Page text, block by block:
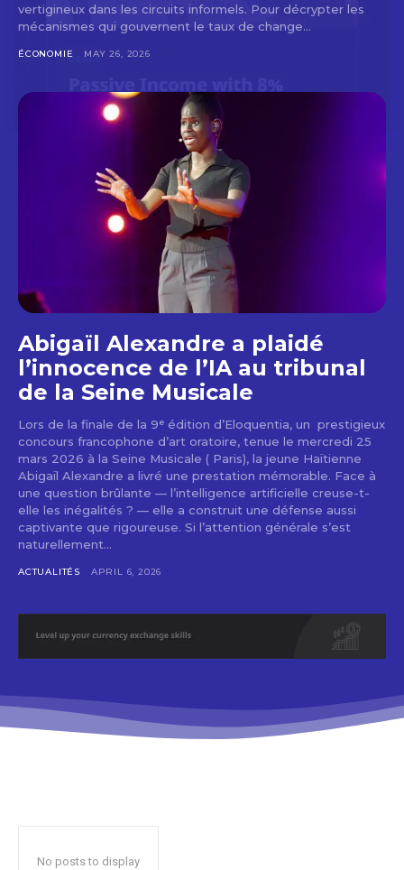
vertigineux dans les circuits informels. Pour décrypter les
mécanismes qui gouvernent le taux de change...
ÉCONOMIE MAY 26, 2026
Abigaïl Alexandre a plaidé
l’innocence de l’IA au tribunal
de la Seine Musicale
Lors de la finale de la 9ᵉ édition d’Eloquentia, un prestigieux
concours francophone d’art oratoire, tenue le mercredi 25
mars 2026 à la Seine Musicale ( Paris), la jeune Haïtienne
Abigaïl Alexandre a livré une prestation mémorable. Face à
une question brûlante — l’intelligence artificielle creuse-t-
elle les inégalités ? — elle a construit une défense aussi
captivante que rigoureuse. Si l’attention générale s’est
naturellement...
ACTUALITÉS APRIL 6, 2026
No posts to display